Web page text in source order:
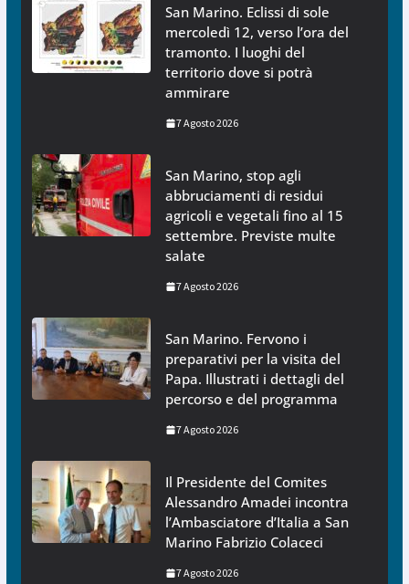
San Marino. Eclissi di sole
mercoledì 12, verso l’ora del
tramonto. I luoghi del
territorio dove si potrà
ammirare
7 Agosto 2026
San Marino, stop agli
abbruciamenti di residui
agricoli e vegetali fino al 15
settembre. Previste multe
salate
7 Agosto 2026
San Marino. Fervono i
preparativi per la visita del
Papa. Illustrati i dettagli del
percorso e del programma
7 Agosto 2026
Il Presidente del Comites
Alessandro Amadei incontra
l’Ambasciatore d’Italia a San
Marino Fabrizio Colaceci
7 Agosto 2026